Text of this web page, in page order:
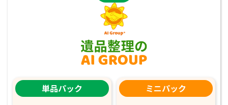
単品パック ミニパック